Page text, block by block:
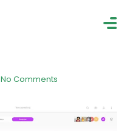
No Comments